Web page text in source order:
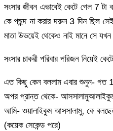
সংসার জীবন এভাবেই কেটে গেল 7
কে পছন্দ না করার দরুন 3 দিন ছিল
মাতা উভয়েই থেকেও নাই মানে সে যখন
সংসার চাকরী পরিবার পরিজন
এত কিছু কেন বললাম এবার শুনুন-
অপর প্রান্ত থেকে-
আমি- ওয়ালাইকুম আসসালামু, কে
(কয়েক সেকেন্ড পরে)